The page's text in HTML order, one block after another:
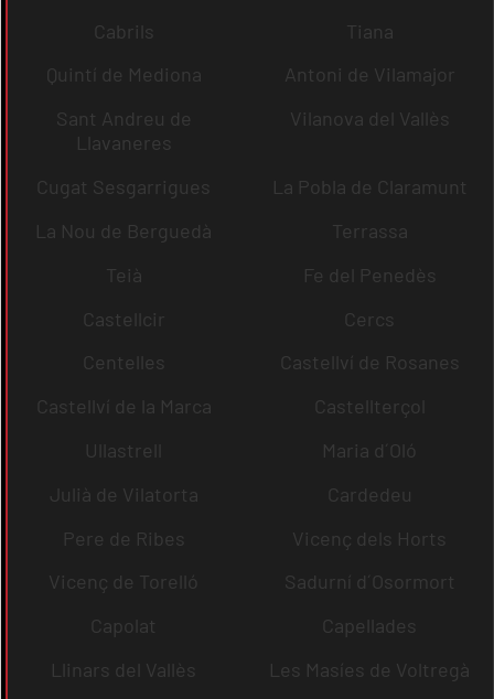
Cabrils
Tiana
Quintí de Mediona
Antoni de Vilamajor
Sant Andreu de
Llavaneres
Vilanova del Vallès
Cugat Sesgarrigues
La Pobla de Claramunt
La Nou de Berguedà
Terrassa
Teià
Fe del Penedès
Castellcir
Cercs
Centelles
Castellví de Rosanes
Castellví de la Marca
Castellterçol
Ullastrell
Maria d´Oló
Julià de Vilatorta
Cardedeu
Pere de Ribes
Vicenç dels Horts
Vicenç de Torelló
Sadurní d´Osormort
Capolat
Capellades
Llinars del Vallès
Les Masíes de Voltregà